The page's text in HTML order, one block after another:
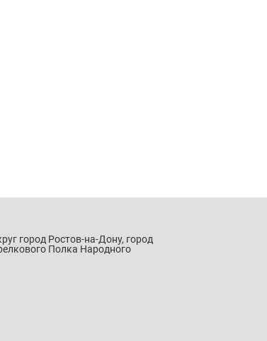
город Ростов-на-Дону, город
Полка Народного